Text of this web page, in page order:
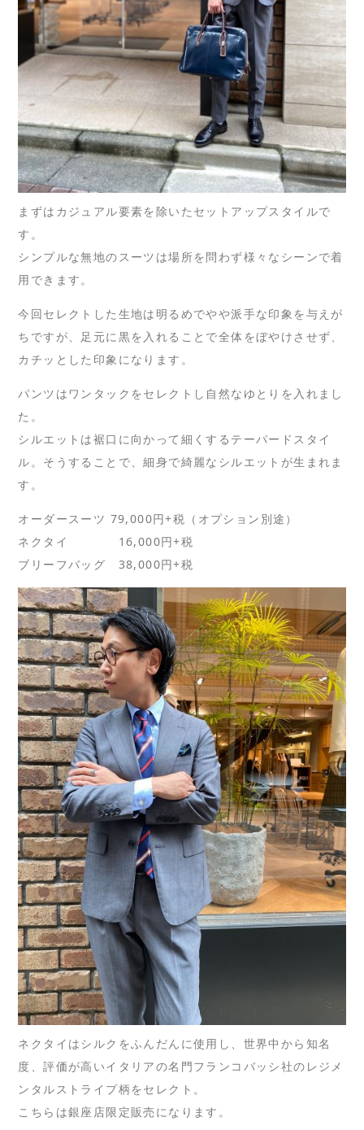
まずはカジュアル要素を除いたセットアップスタイルで
す。
シンプルな無地のスーツは場所を問わず様々なシーンで着
用できます。
今回セレクトした生地は明るめでやや派手な印象を与えが
ちですが、足元に黒を入れることで全体をぼやけさせず、
カチッとした印象になります。
パンツはワンタックをセレクトし自然なゆとりを入れまし
た。
シルエットは裾口に向かって細くするテーパードスタイ
ル。そうすることで、細身で綺麗なシルエットが生まれま
す。
オーダースーツ 79,000円+税（オプション別途）
ネクタイ 16,000円+税
ブリーフバッグ 38,000円+税
ネクタイはシルクをふんだんに使用し、世界中から知名
度、評価が高いイタリアの名門フランコバッシ社のレジメ
ンタルストライプ柄をセレクト。
こちらは銀座店限定販売になります。